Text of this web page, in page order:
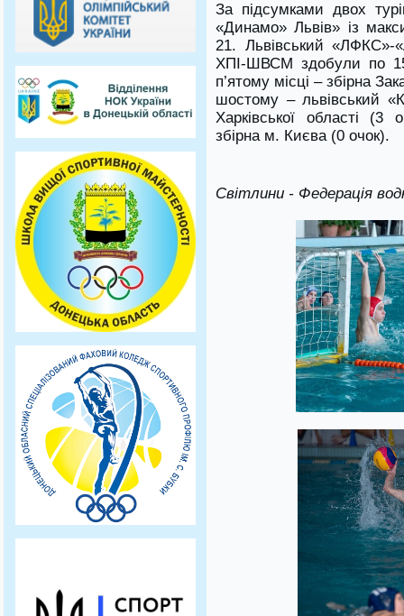
За підсумками двох
«Динамо» Львів» із
21. Львівський «ЛФКС»-
ХПІ-ШВСМ здобули по
п’ятому місці – збірна
шостому – львівський
Харківської області
збірна м. Києва (0 очок).
Світлини - Федерація